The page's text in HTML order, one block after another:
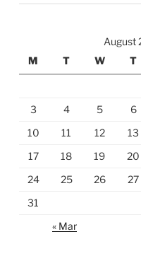
August
M
T W T
3
4 5 6
10
11 12 13
17
18 19 20
24
25 26 27
31
« Mar